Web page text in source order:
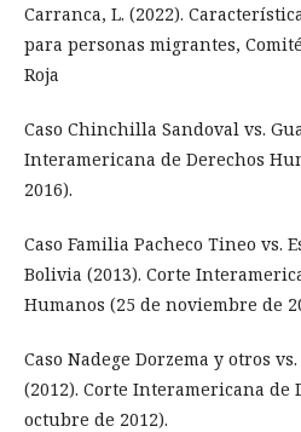
Carranca, L. (2022).
para personas migrantes,
Roja
Caso Chinchilla Sandoval vs.
Interamericana de Derechos
2016).
Caso Familia Pacheco Tineo vs.
Bolivia (2013). Corte
Humanos (25 de noviembre de
Caso Nadege Dorzema y otros
(2012). Corte Interamericana de
octubre de 2012).